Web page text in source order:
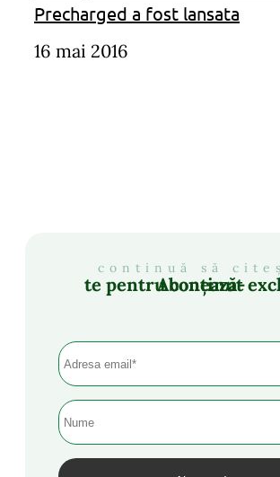
Precharged a fost lansata
16 mai 2016
continuă să
Abonează-te pentru conținut